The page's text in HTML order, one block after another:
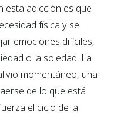
esta adicción es que
física y se
emociones difíciles,
o la soledad. La
momentáneo, una
de lo que está
el ciclo de la